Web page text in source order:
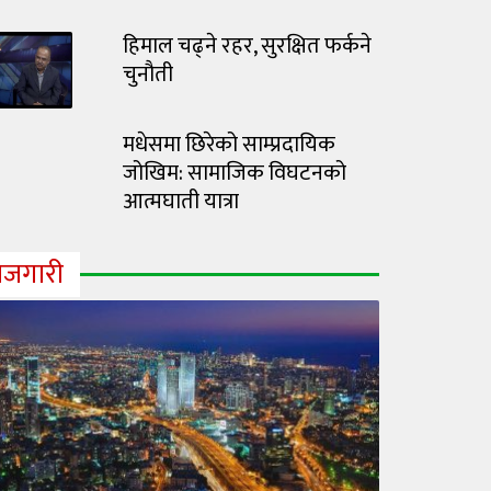
हिमाल चढ्ने रहर, सुरक्षित फर्कने
चुनौती
मधेसमा छिरेको साम्प्रदायिक
जोखिम: सामाजिक विघटनको
आत्मघाती यात्रा